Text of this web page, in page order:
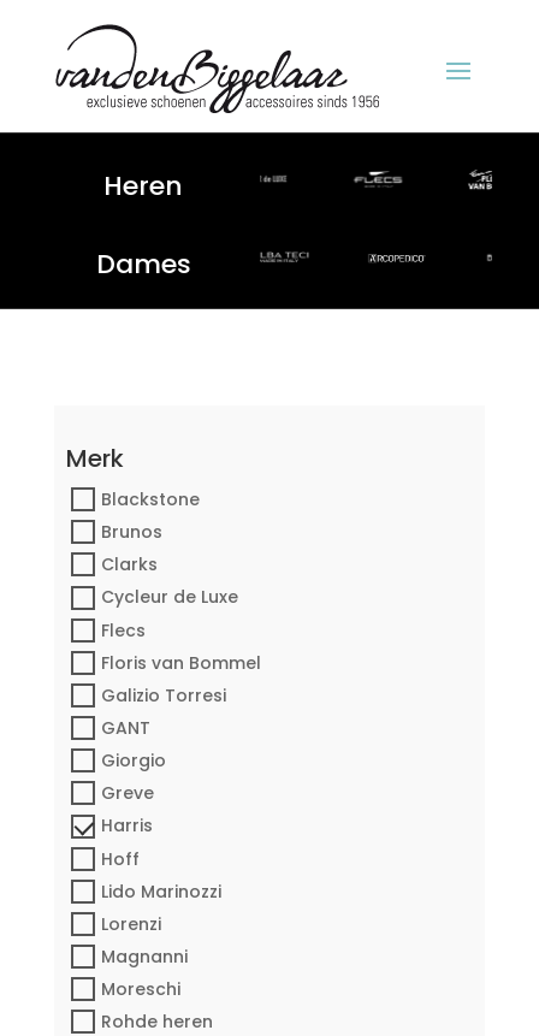
Heren
Dames
Merk
Blackstone
Brunos
Clarks
Cycleur de Luxe
Flecs
Floris van Bommel
Galizio Torresi
GANT
Giorgio
Greve
Harris
Hoff
Lido Marinozzi
Lorenzi
Magnanni
Moreschi
Rohde heren